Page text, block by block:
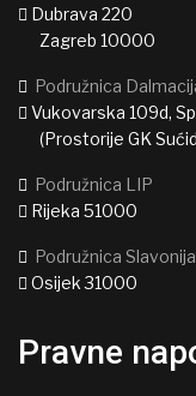
Dubrava 220
Zagreb 10000
Podružnica
Vukovarska 109d,
(Prostorije GK
Podružnica LIP
Rijeka 51000
Podružnica Slavonija
Osijek 31000
Pravne